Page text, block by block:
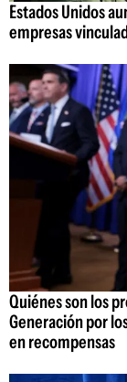
Estados Unidos
empresas
Quiénes son los
Generación por
en recompensas